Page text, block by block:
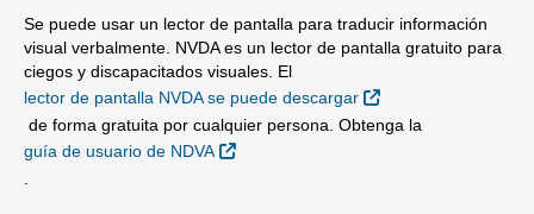
Se puede usar un lector de pantalla para traducir información
visual verbalmente. NVDA es un lector de pantalla gratuito para
ciegos y discapacitados visuales. El
lector de pantalla NVDA se puede descargar
Sitio Externo
de forma gratuita por cualquier persona. Obtenga la
guía de usuario de NDVA
Sitio Externo